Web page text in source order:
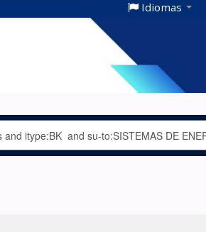
Idiomas